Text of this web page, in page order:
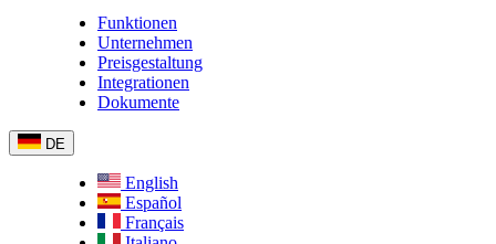
Funktionen
Unternehmen
Preisgestaltung
Integrationen
Dokumente
DE
English
Español
Français